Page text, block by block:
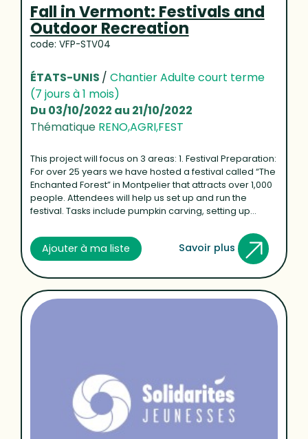
Fall in Vermont: Festivals and
Outdoor Recreation
code: VFP-STV04
ÉTATS-UNIS / Chantier Adulte court terme
(7 jours à 1 mois)
Du 03/10/2022 au 21/10/2022
Thématique RENO,AGRI,FEST
This project will focus on 3 areas: 1. Festival Preparation:
For over 25 years we have hosted a festival called “The
Enchanted Forest” in Montpelier that attracts over 1,000
people. Attendees will help us set up and run the
festival. Tasks include pumpkin carving, setting up...
Ajouter à ma liste Savoir plus